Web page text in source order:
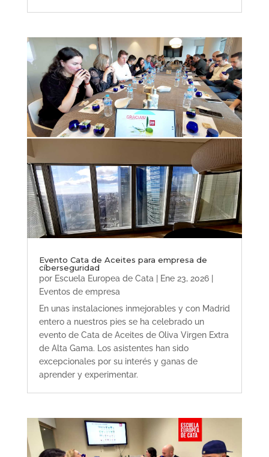
Evento Cata de Aceites para empresa de
cíberseguridad
por Escuela Europea de Cata Ene 23, 2026|
Eventos de empresa
En unas instalaciones inmejorables y con Madrid
entero a nuestros pies se ha celebrado un
evento de Cata de Aceites de Oliva Virgen Extra
de Alta Gama. Los asistentes han sido
excepcionales por su interés y ganas de
aprender y experimentar.